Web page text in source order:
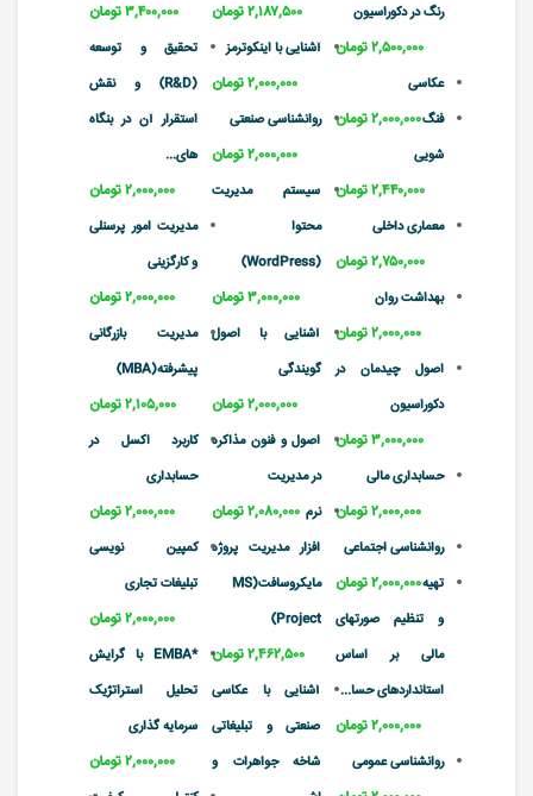
رنگ در دکوراسیون
۲,۵۰۰,۰۰۰ تومان
عکاسی
۲,۰۰۰,۰۰۰ تومانفنگ
شویی
۲,۴۴۰,۰۰۰ تومان
معماری داخلی
۲,۷۵۰,۰۰۰ تومان
بهداشت روان
۲,۰۰۰,۰۰۰ تومان
اصول چیدمان در
دکوراسیون
۳,۰۰۰,۰۰۰ تومان
حسابداری مالی
۲,۰۰۰,۰۰۰ تومان
روانشناسی اجتماعی
۲,۰۰۰,۰۰۰ تومانتهیه
و تنظیم صورتهای
مالی بر اساس
استانداردهای حسا...
۲,۰۰۰,۰۰۰ تومان
روانشناسی عمومی
۲,۱۸۷,۵۰۰ تومان
آشنایی با اینکوترمز
۲,۰۰۰,۰۰۰ تومان
روانشناسی صنعتی
۲,۰۰۰,۰۰۰ تومان
سیستم مدیریت
محتوا
(WordPress)
۳,۰۰۰,۰۰۰ تومان
آشنایی با اصول
گویندگی
۲,۰۰۰,۰۰۰ تومان
اصول و فنون مذاکره
در مدیریت
۲,۰۸۰,۰۰۰ تومان نرم
افزار مدیریت پروژه
مایکروسافت(MS
Project)
۲,۴۶۲,۵۰۰ تومان
آشنایی با عکاسی
صنعتی و تبلیغاتی
شاخه جواهرات و
۳,۴۰۰,۰۰۰ تومان
تحقیق و توسعه
(R&D) و نقش
استقرار آن در بنگاه
های...
۲,۰۰۰,۰۰۰ تومان
مدیریت امور پرسنلی
و کارگزینی
۲,۰۰۰,۰۰۰ تومان
مدیریت بازرگانی
پیشرفته(MBA)
۲,۱۰۵,۰۰۰ تومان
کاربرد اکسل در
حسابداری
۲,۰۰۰,۰۰۰ تومان
کمپین نویسی
تبلیغات تجاری
۲,۰۰۰,۰۰۰ تومان
*EMBA با گرایش
تحلیل استراتژیک
سرمایه گذاری
۲,۰۰۰,۰۰۰ تومان